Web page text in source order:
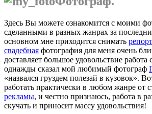
Здесь Вы можете ознакомится с моими
сделанными в разных жанрах за
основном мне приходится снимать
свадебная фотография для меня очень
доставляет большое удовольствие работа
однажды сказал мой любимый фотограф
«назвался груздем полезай в кузовок».
работать практически в любом жанре от
рекламы, и честно признаюсь, работа в
скучать и приносит массу удовольствия!